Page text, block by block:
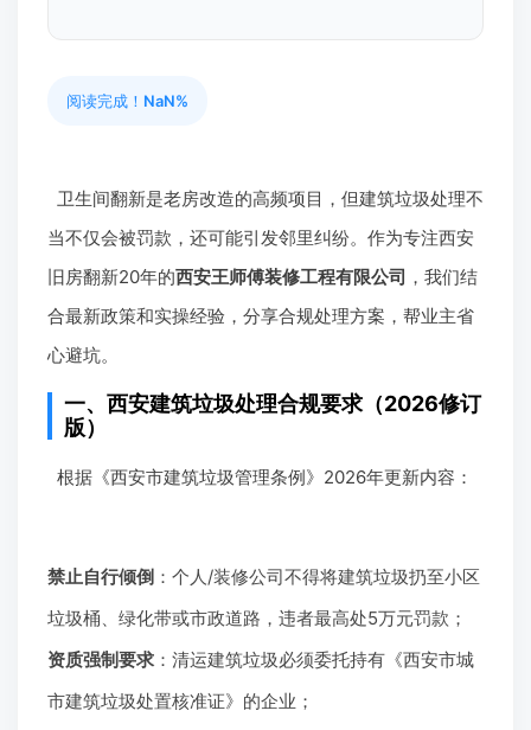
阅读完成！ NaN%
卫生间翻新是老房改造的高频项目，但建筑垃圾处理不
当不仅会被罚款，还可能引发邻里纠纷。作为专注西安
旧房翻新20年的西安王师傅装修工程有限公司 ，我们结
合最新政策和实操经验，分享合规处理方案，帮业主省
心避坑。
一、西安建筑垃圾处理合规要求（2026修订
版）
根据《西安市建筑垃圾管理条例》2026年更新内容：
禁止自行倾倒 ：个人/装修公司不得将建筑垃圾扔至小区
垃圾桶、绿化带或市政道路，违者最高处5万元罚款；
资质强制要求 ：清运建筑垃圾必须委托持有《西安市城
市建筑垃圾处置核准证》的企业；